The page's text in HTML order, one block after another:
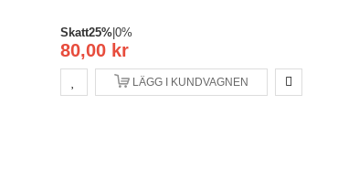
80,00 kr
Skatt25%|0%
LÄGG I KUNDVAGNEN